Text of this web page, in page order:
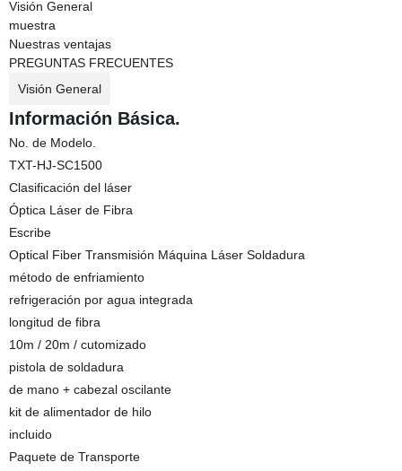
Visión General
muestra
Nuestras ventajas
PREGUNTAS FRECUENTES
Visión General
Información Básica.
No. de Modelo.
TXT-HJ-SC1500
Clasificación del láser
Óptica Láser de Fibra
Escribe
Optical Fiber Transmisión Máquina Láser Soldadura
método de enfriamiento
refrigeración por agua integrada
longitud de fibra
10m / 20m / cutomizado
pistola de soldadura
de mano + cabezal oscilante
kit de alimentador de hilo
incluido
Paquete de Transporte